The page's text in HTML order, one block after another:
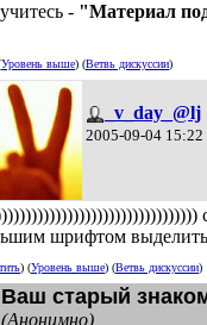
- "Материал
Уровень выше) (Ветвь дискуссии)
_v_day_@lj
2005-09-04 15:22
шрифтом
) (Уровень выше) (Ветвь дискуссии)
Ваш старый
(Анонимно)